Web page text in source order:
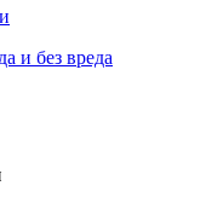
и без вреда